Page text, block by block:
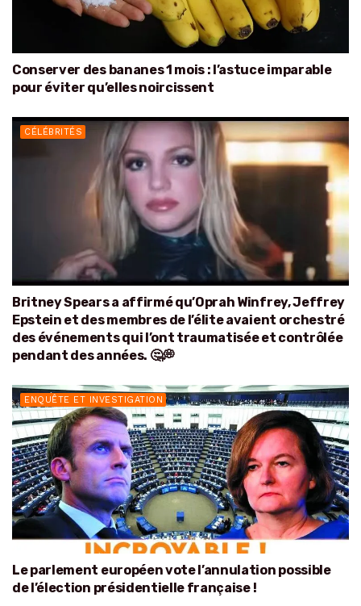
Conserver des bananes 1 mois : l’astuce imparable
pour éviter qu’elles noircissent
CÉLÉBRITÉS
Britney Spears a affirmé qu’Oprah Winfrey, Jeffrey
Epstein et des membres de l’élite avaient orchestré
des événements qui l’ont traumatisée et contrôlée
pendant des années. 🤔💭
ENQUÊTE ET INVESTIGATION
Le parlement européen vote l’annulation possible
de l’élection présidentielle française !